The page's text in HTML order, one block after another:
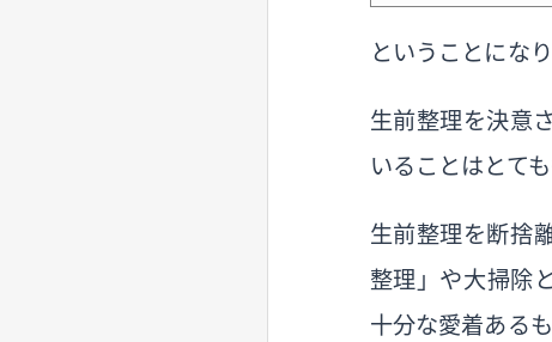
ということになり
生前整理を決意
いることはとて
生前整理を断捨
整理」や大掃除
十分な愛着ある